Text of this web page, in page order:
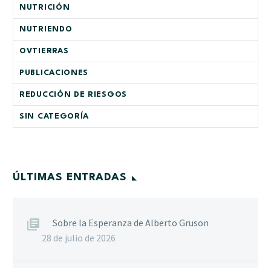
NUTRICIÓN
NUTRIENDO
OVTIERRAS
PUBLICACIONES
REDUCCIÓN DE RIESGOS
SIN CATEGORÍA
ÚLTIMAS ENTRADAS
Sobre la Esperanza de Alberto Gruson
28 de julio de 2026